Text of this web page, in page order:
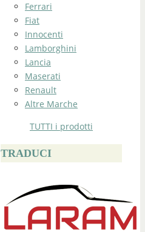
Ferrari
Fiat
Innocenti
Lamborghini
Lancia
Maserati
Renault
Altre Marche
TUTTI i prodotti
TRADUCI